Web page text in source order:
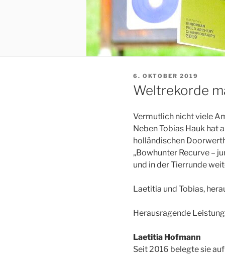
VERÖFFENTLICHT
AM
6. OKTOBER 2019
Weltrekorde
Vermutlich nicht viele
Neben Tobias Hauk hat
holländischen
„Bowhunter Recurve –
und in der Tierrunde
Laetitia und Tobias,
Herausragende
Laetitia Hofmann
Seit 2016 belegte sie